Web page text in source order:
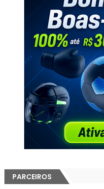
PARCEIROS